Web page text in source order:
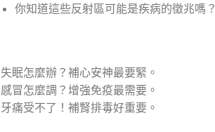
你知道這些反射區可能是疾病的徵兆嗎？
失眠怎麼辦？補心安神最要緊。
感冒怎麼調？增強免疫最需要。
牙痛受不了！補腎排毒好重要。